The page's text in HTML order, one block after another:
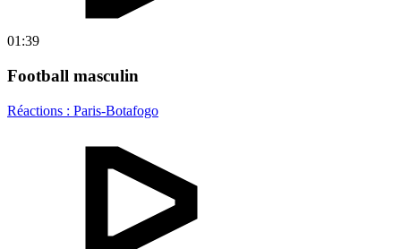
01:39
Football masculin
Réactions : Paris-Botafogo